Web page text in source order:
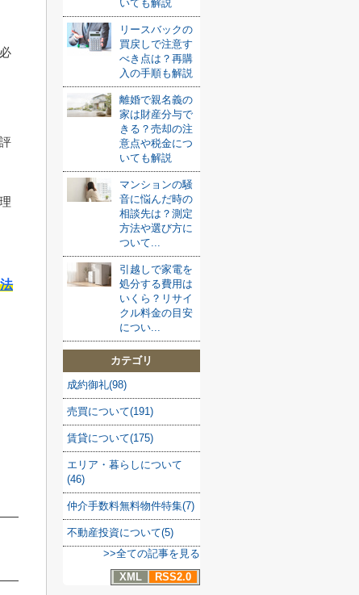
いても解説
リースバックの
買戻しで注意す
べき点は？再購
入の手順も解説
離婚で親名義の
家は財産分与で
きる？売却の注
意点や税金につ
いても解説
マンションの騒
音に悩んだ時の
相談先は？測定
方法や選び方に
ついて...
引越しで家電を
処分する費用は
いくら？リサイ
クル料金の目安
につい...
カテゴリ
成約御礼(98)
売買について(191)
賃貸について(175)
エリア・暮らしについて
(46)
仲介手数料無料物件特集(7)
不動産投資について(5)
>>全ての記事を見る
XML
RSS2.0